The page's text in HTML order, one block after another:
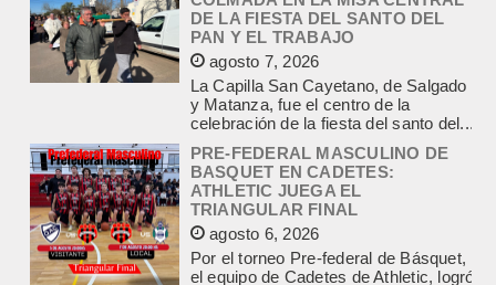
agosto 7, 2026
La Capilla San Cayetano, de Salgado
y Matanza, fue el centro de la
celebración de la fiesta del santo del...
PRE-FEDERAL MASCULINO DE
BASQUET EN CADETES:
ATHLETIC JUEGA EL
TRIANGULAR FINAL
agosto 6, 2026
Por el torneo Pre-federal de Básquet,
el equipo de Cadetes de Athletic, logró
un resonante triunfo ante Morón, y
se...